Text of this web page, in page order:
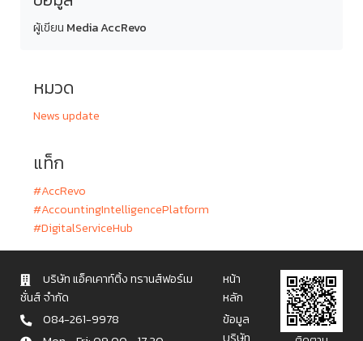
ผู้เขียน Media AccRevo
หมวด
News update
แท็ก
#AccRevo
#AccountingIntelligencePlatform
#DigitalServiceHub
บริษัท แอ็คเคาท์ติ้ง ทรานส์ฟอร์เม
ชั่นส์ จำกัด
084-261-9978
หน้า
หลัก
ข้อมูล